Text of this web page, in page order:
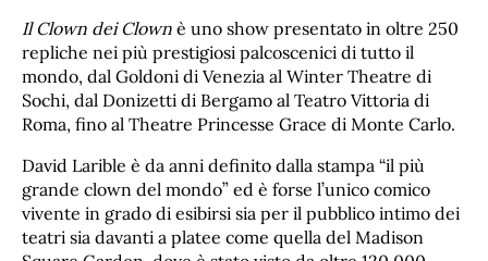
Il Clown dei Clown è uno show presentato in oltre 250
repliche nei più prestigiosi palcoscenici di tutto il
mondo, dal Goldoni di Venezia al Winter Theatre di
Sochi, dal Donizetti di Bergamo al Teatro Vittoria di
Roma, fino al Theatre Princesse Grace di Monte Carlo.
David Larible è da anni definito dalla stampa “il più
grande clown del mondo” ed è forse l’unico comico
vivente in grado di esibirsi sia per il pubblico intimo dei
teatri sia davanti a platee come quella del Madison